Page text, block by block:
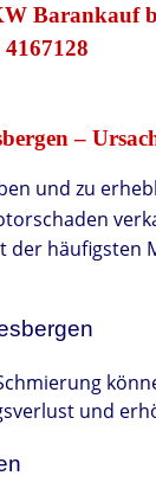
Barankauf
–
und zu
der
und